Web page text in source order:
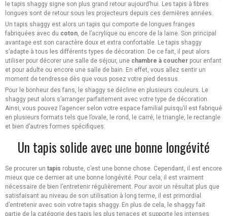
le tapis shaggy signe son plus grand retour aujourd’hui. Les tapis à fibres
longues sont de retour sous les projecteurs depuis ces dernières années.
Un tapis shaggy est alors un tapis qui comporte de longues franges
fabriquées avec du coton, de l’acrylique ou encore de la laine. Son principal
avantage est son caractère doux et extra confortable. Le tapis shaggy
s’adapte à tous les différents types de décoration. De ce fait, il peut alors
utiliser pour décorer une salle de séjour, une chambre à coucher pour enfant
et pour adulte ou encore une salle de bain. En effet, vous allez sentir un
moment de tendresse dès que vous posez votre pied dessus.
Pour le bonheur des fans, le shaggy se décline en plusieurs couleurs. Le
shaggy peut alors s’arranger parfaitement avec votre type de décoration.
Ainsi, vous pouvez l’agencer selon votre espace familial puisqu’il est fabriqué
en plusieurs formats tels que l’ovale, le rond, le carré, le triangle, le rectangle
et bien d’autres formes spécifiques.
Un tapis solide avec une bonne longévité
Se procurer un tapis robuste, c’est une bonne chose. Cependant, il est encore
mieux que ce dernier ait une bonne longévité. Pour cela, il est vraiment
nécessaire de bien l’entretenir régulièrement. Pour avoir un résultat plus que
satisfaisant au niveau de son utilisation à long terme, il est primordial
d’entretenir avec soin votre tapis shaggy. En plus de cela, le shaggy fait
partie de la catégorie des tapis les plus tenaces et supporte les intenses